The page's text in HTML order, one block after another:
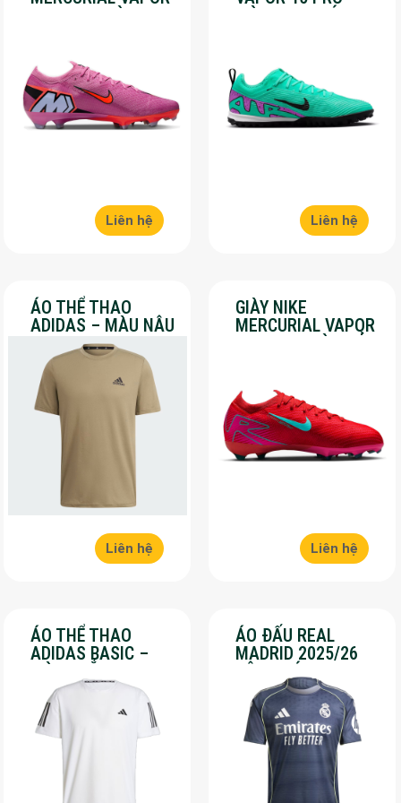
16 PRO – MÀU
Liên hệ
MÀU XANH LÁ –
Liên hệ
ÁO THỂ THAO
ADIDAS – MÀU NÂU
– SALE 30%
Liên hệ
GIÀY NIKE
MERCURIAL VAPOR
16 PRO – MÀU ĐỎ –
Liên hệ
ÁO THỂ THAO
ADIDAS BASIC –
MÀU TRẮNG – SALE
70%
ÁO ĐẤU REAL
MADRID 2025/26
SÂN KHÁCH – SALE
50%